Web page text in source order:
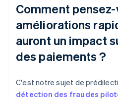
Comment
améliorations
auront un impact
des paiements ?
C'est notre sujet de
détection des fraudes